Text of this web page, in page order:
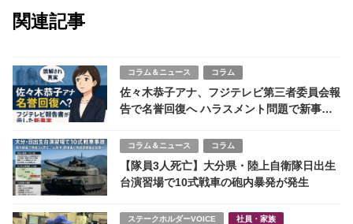
関連記事
コラム＆ニュース コラム
佐々木恭子アナ、フジテレビ第三者委員会報
告で名誉回復へ ハラスメント問題で新事実
コラム＆ニュース コラム
【隊員3人死亡】大分県・陸上自衛隊日出生
台演習場で10式戦車の砲内暴発が発生
ステークホルダーVOICE 社員・家族